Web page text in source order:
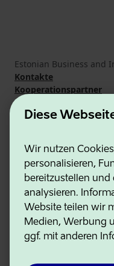
Diese
Wir nutzen
personalisieren,
bereitzustellen und
analysieren.
Website teilen wir
Medien, Werbung
ggf. mit anderen
Estonian Business and
Kontakte
Kooperationspartner
Nutzungsbedingungen
Cookie- und